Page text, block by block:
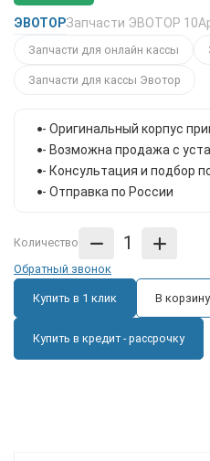
ЭВОТОРЗапчасти ЭВОТОР 10
Запчасти для онлайн кассы
Запчасти для кассы Эвотор
- Оригинальный корпус
- Возможна продажа с
- Консультация и подбор
- Отправка по России
Количество
Обратный звонок
Купить в 1 клик В корзину
Купить в кредит - рассрочку